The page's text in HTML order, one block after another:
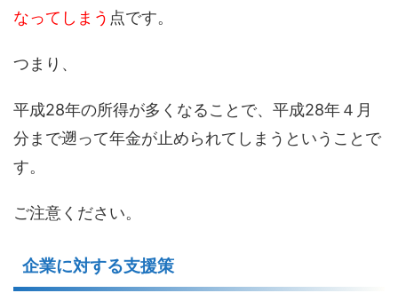
なってしまう 点です。
つまり、
平成28年の所得が多くなることで、平成28年４月
分まで遡って年金が止められてしまうということで
す。
ご注意ください。
企業に対する支援策